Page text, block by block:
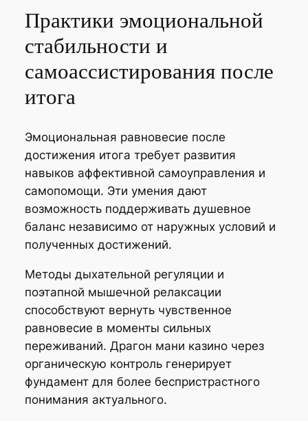
Практики эмоциональной
стабильности и
самоассистирования после
итога
Эмоциональная равновесие после
достижения итога требует развития
навыков аффективной самоуправления и
самопомощи. Эти умения дают
возможность поддерживать душевное
баланс независимо от наружных условий и
полученных достижений.
Методы дыхательной регуляции и
поэтапной мышечной релаксации
способствуют вернуть чувственное
равновесие в моменты сильных
переживаний. Драгон мани казино через
органическую контроль генерирует
фундамент для более беспристрастного
понимания актуального.